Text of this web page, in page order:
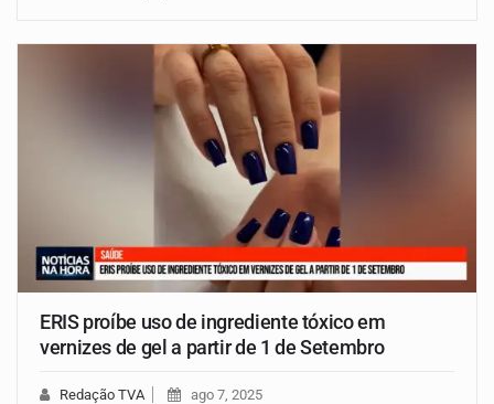
ERIS proíbe uso de ingrediente tóxico em
vernizes de gel a partir de 1 de Setembro
Redação TVA ago 7, 2025